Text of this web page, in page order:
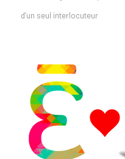
d’un seul interlocuteur